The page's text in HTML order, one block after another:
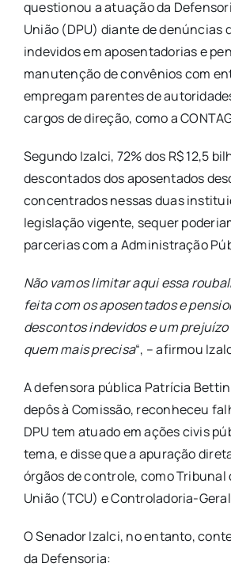
questionou a atuação da
União (DPU) diante de denúncias
indevidos em aposentadorias e
manutenção de convênios com
empregam parentes de
cargos de direção, como a
Segundo Izalci, 72% dos R$ 12,5
descontados dos aposentados
concentrados nessas duas
legislação vigente, sequer
parcerias com a Administração
Não vamos limitar aqui essa
feita com os aposentados e
descontos indevidos e um
quem mais precisa“, – afirmou
A defensora pública Patrícia
depôs à Comissão, reconheceu
DPU tem atuado em ações civis
tema, e disse que a apuração
órgãos de controle, como Tribunal
União (TCU) e Controladoria-
O Senador Izalci, no entanto,
da Defensoria: